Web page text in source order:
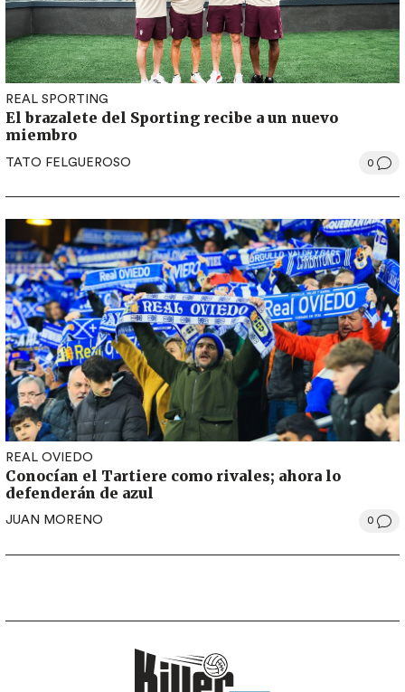
REAL SPORTING
El brazalete del Sporting recibe a un nuevo
miembro
TATO FELGUEROSO 0
REAL OVIEDO
Conocían el Tartiere como rivales; ahora lo
defenderán de azul
JUAN MORENO 0